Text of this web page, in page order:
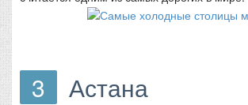
3 Астана